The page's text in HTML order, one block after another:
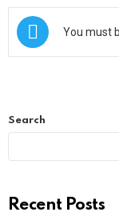
You must
Search
Recent Posts